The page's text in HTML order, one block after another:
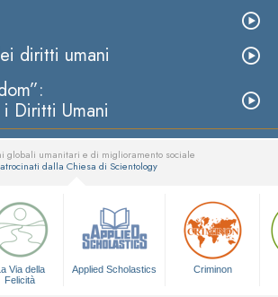
diritti umani
Diritti Umani
globali umanitari e di miglioramento sociale
dalla Chiesa di Scientology
Via della
Felicità
Applied Scholastics Criminon